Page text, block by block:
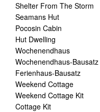
Shelter From The Storm
Seamans Hut
Pocosin Cabin
Hut Dwelling
Wochenendhaus
Wochenendhaus-Bausatz
Ferienhaus-Bausatz
Weekend Cottage
Weekend Cottage Kit
Cottage Kit